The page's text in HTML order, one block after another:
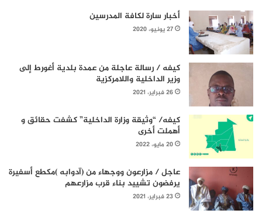
أخبار سارة لكافة المدرسين
27 يونيو، 2020
كيفه / رسالة عاجلة من عمدة بلدية أغورط إلى
وزير الداخلية واللامركزية
26 فبراير، 2021
كيفه/ “وثيقة وزارة الداخلية” كشفت حقائق و
أهملت أخرى
20 مايو، 2022
عاجل / مزارعون ووجهاء من (آدوابه )مكطع أسفيرة
يرفضون تشييد بناء قرب مزارعهم
23 فبراير، 2021